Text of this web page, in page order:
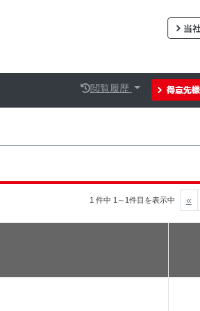
閲覧履歴
1 件中 1～1件目を表示中 «